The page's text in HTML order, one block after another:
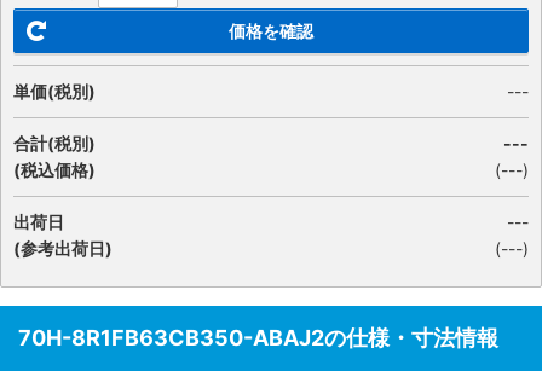
価格を確認
単価(税別) ---
合計(税別)
(税込価格)
---
(---)
出荷日
(参考出荷日)
---
(---)
70H-8R1FB63CB350-ABAJ2の仕様・寸法情報